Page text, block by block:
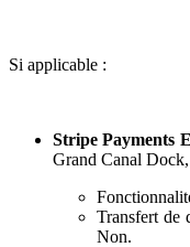
Si applicable :
Stripe Payments
Grand Canal
Transfert de
Non.